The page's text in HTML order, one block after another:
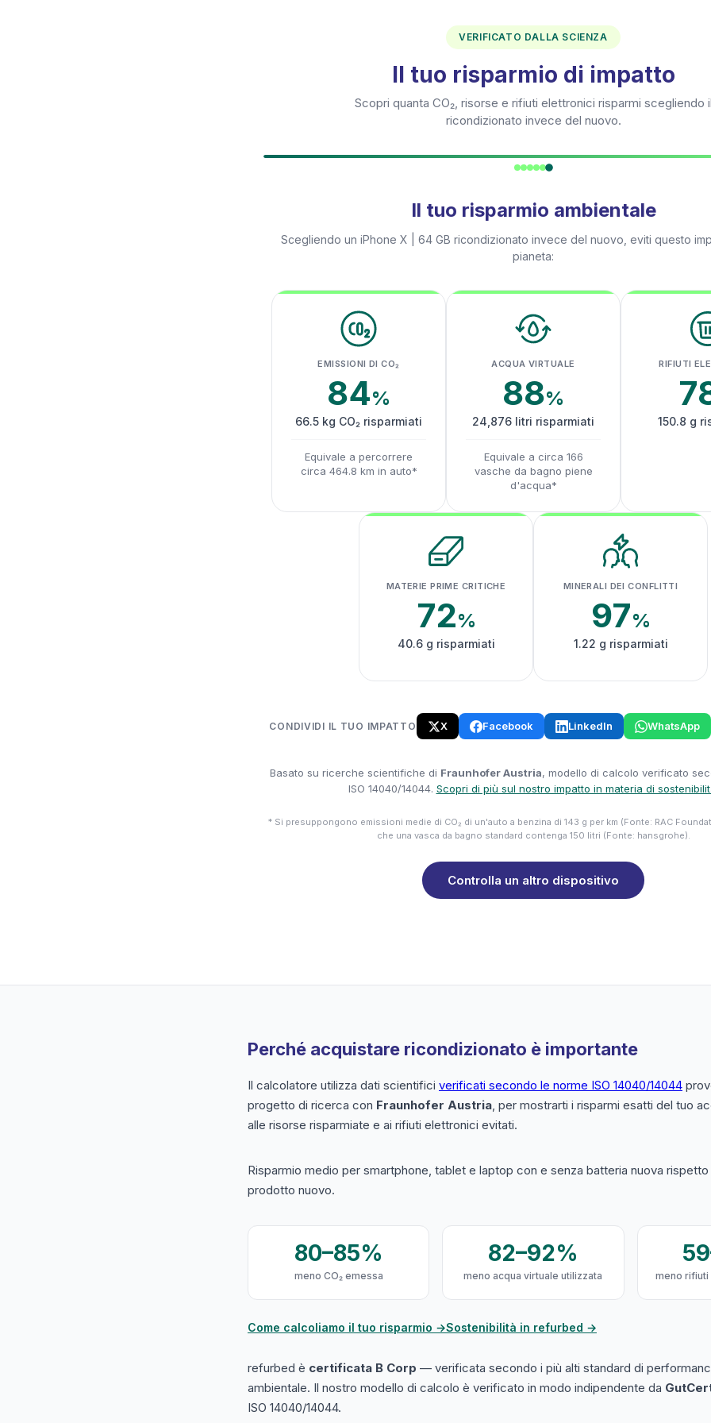
VERIFICATO DALLA SCIENZA
Il tuo risparmio di impatto
Scopri quanta CO₂, risorse e rifiuti elettronici risparmi scegliendo il
ricondizionato invece del nuovo.
Il tuo risparmio ambientale
Scegliendo un iPhone X | 64 GB ricondizionato invece del nuovo, eviti questo
pianeta:
EMISSIONI DI CO₂
84%
66.5 kg CO₂ risparmiati
Equivale a percorrere
circa 464.8 km in auto*
ACQUA VIRTUALE
88%
24,876 litri risparmiati
Equivale a circa 166
vasche da bagno piene
d'acqua*
RIFIUTI
150.8 g
MATERIE PRIME CRITICHE
72%
40.6 g risparmiati
MINERALI DEI CONFLITTI
97%
1.22 g risparmiati
CONDIVIDI IL TUO IMPATTO X Facebook LinkedIn WhatsApp
Basato su ricerche scientifiche di Fraunhofer Austria, modello di calcolo verificato
ISO 14040/14044. Scopri di più sul nostro impatto in materia di
* Si presuppongono emissioni medie di CO₂ di un'auto a benzina di 143 g per km (Fonte: RAC
che una vasca da bagno standard contenga 150 litri (Fonte: hansgrohe).
Controlla un altro dispositivo
Perché acquistare ricondizionato è importante
Il calcolatore utilizza dati scientifici verificati secondo le norme ISO 14040/14044
progetto di ricerca con Fraunhofer Austria, per mostrarti i risparmi esatti del tuo
alle risorse risparmiate e ai rifiuti elettronici evitati.
Risparmio medio per smartphone, tablet e laptop con e senza batteria nuova
prodotto nuovo.
80–85%
meno CO₂ emessa
82–92%
meno acqua virtuale utilizzata meno
Come calcoliamo il tuo risparmio →Sostenibilità in refurbed →
refurbed è certificata B Corp — verificata secondo i più alti standard di
ambientale. Il nostro modello di calcolo è verificato in modo indipendente da
ISO 14040/14044.